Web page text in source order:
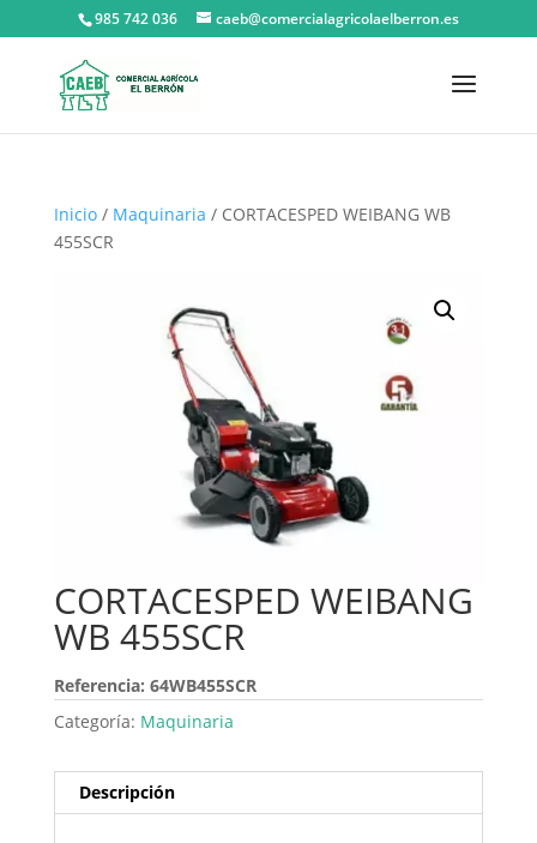
985 742 036 caeb@comercialagricolaelberron.es
Inicio/ Maquinaria / CORTACESPED WEIBANG WB
455SCR
CORTACESPED WEIBANG
WB 455SCR
Referencia: 64WB455SCR
Categoría: Maquinaria
Descripción